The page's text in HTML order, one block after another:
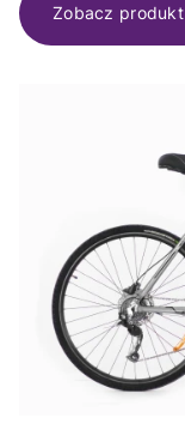
Zobacz produkt